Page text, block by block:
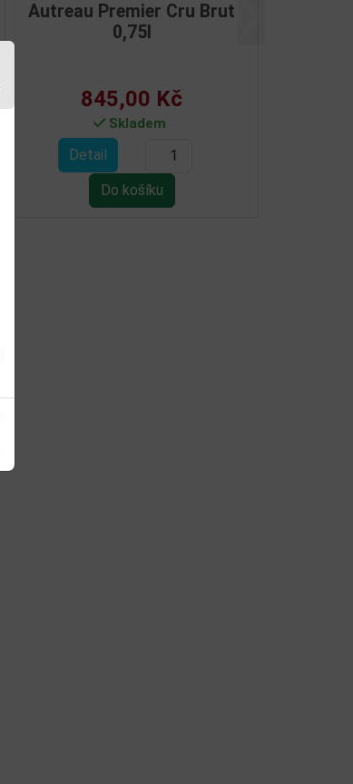
Nicolas Feuillatte
Champagne Brut Reserve
808,00 Kč
Není skladem
Detail